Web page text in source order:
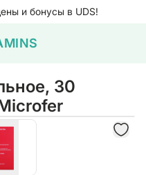
магазине с февраля
30